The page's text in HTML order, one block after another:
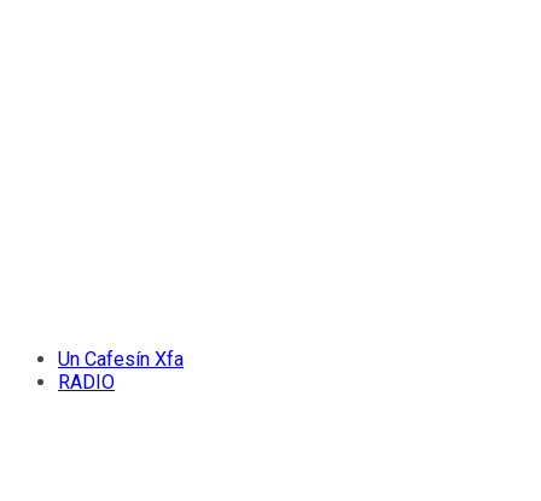
Un Cafesín Xfa
RADIO